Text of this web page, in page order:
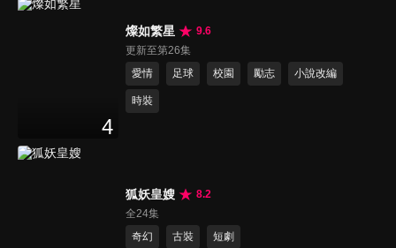
4
燦如繁星
9.6
更新至第26集
愛情
足球 校園 勵志 小說改編
時裝
狐妖皇嫂
8.2
全24集
奇幻
古裝 短劇